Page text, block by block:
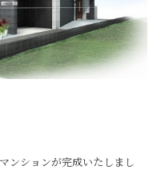
ンションが完成いたしまし